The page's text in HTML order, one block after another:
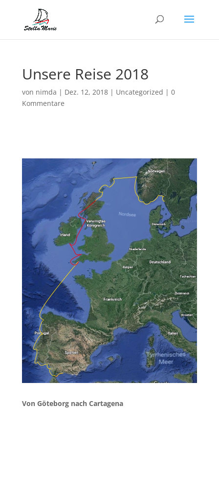
Unsere Reise 2018
von nimda | Dez. 12, 2018| Uncategorized | 0
Kommentare
Von Göteborg nach Cartagena